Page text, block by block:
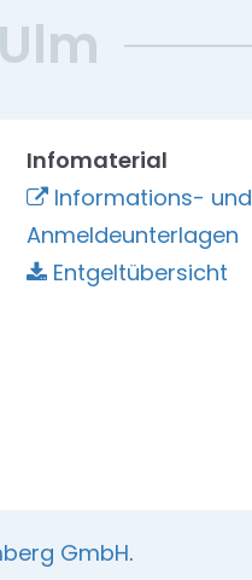
Infomaterial
Informations- und
Anmeldeunterlagen
Entgeltübersicht
GmbH.